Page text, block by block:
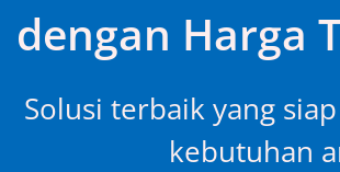
dengan Harga
Solusi terbaik yang
kebutuhan